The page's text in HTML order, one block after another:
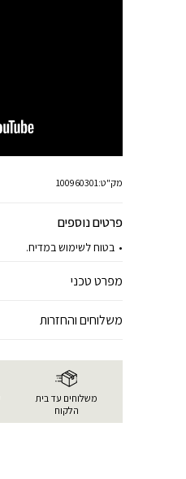
מק"ט:100960301
פרטים נוספים
בטוח לשימוש במדיח.
מפרט טכני
משלוחים והחזרות
משלוחים עד בית
הלקוח